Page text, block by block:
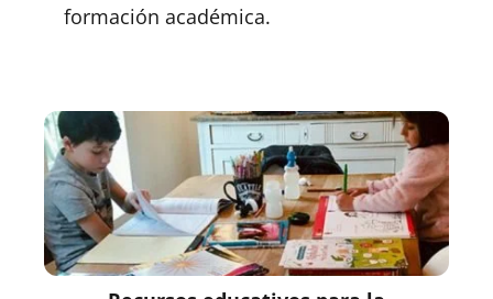
formación académica.